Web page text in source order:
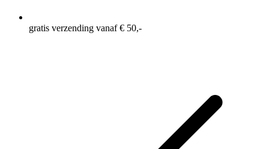
gratis verzending vanaf € 50,-